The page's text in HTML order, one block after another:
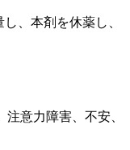
意力障害、不安、
、本剤を休薬し、